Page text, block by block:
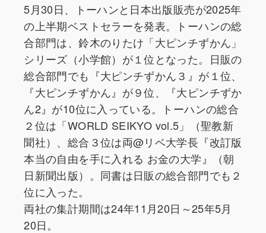
5月30日、トーハンと日本出版販売が2025年
の上半期ベストセラーを発表。トーハンの総
合部門は、鈴木のりたけ「大ピンチずかん」
シリーズ（小学館）が１位となった。日販の
総合部門でも『大ピンチずかん３』が１位、
『大ピンチずかん』が９位、『大ピンチずか
ん2』が10位に入っている。トーハンの総合
２位は「WORLD SEIKYO vol.5」（聖教新
聞社）、総合３位は両@リベ大学長『改訂版
本当の自由を手に入れる お金の大学』（朝
日新聞出版）。同書は日販の総合部門でも２
位に入った。
両社の集計期間は24年11月20日～25年5月
20日。